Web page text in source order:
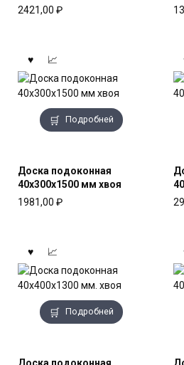
2421,00 ₽
Подробней
Доска подоконная
40x300x1500 мм хвоя
1981,00 ₽
Подробней
Доска подоконная